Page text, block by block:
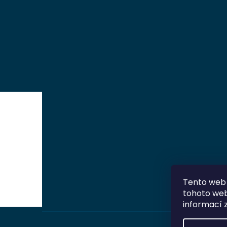
Tento
tohoto
informací